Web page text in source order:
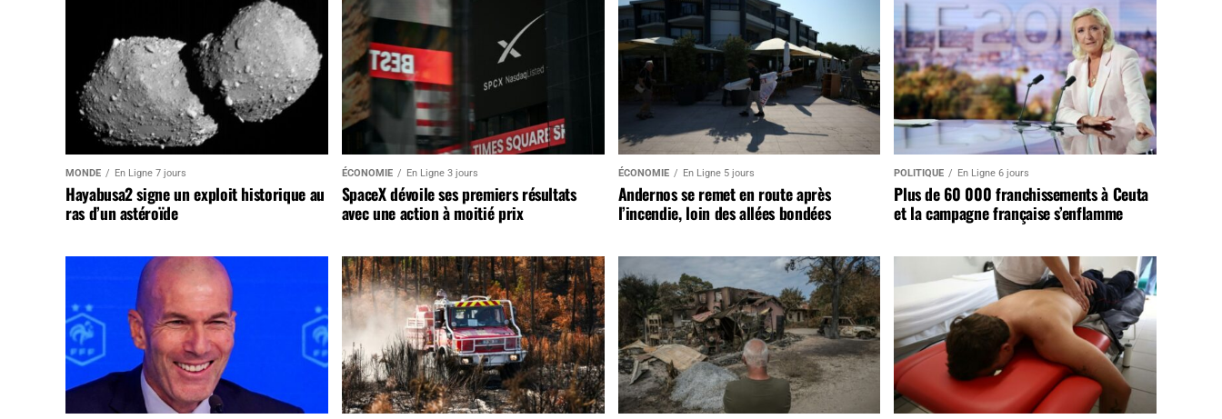
MONDE En Ligne 7 jours
Hayabusa2 signe un exploit historique au
ras d’un astéroïde
ÉCONOMIE En Ligne 3 jours
SpaceX dévoile ses premiers résultats
avec une action à moitié prix
ÉCONOMIE En Ligne 5 jours
Andernos se remet en route après
l’incendie, loin des allées bondées
POLITIQUE En Ligne 6 jours
Plus de 60 000 franchissements à Ceuta
et la campagne française s’enflamme